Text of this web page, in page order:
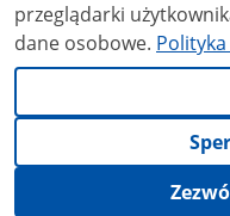
przeglądarki
dane osobowe.